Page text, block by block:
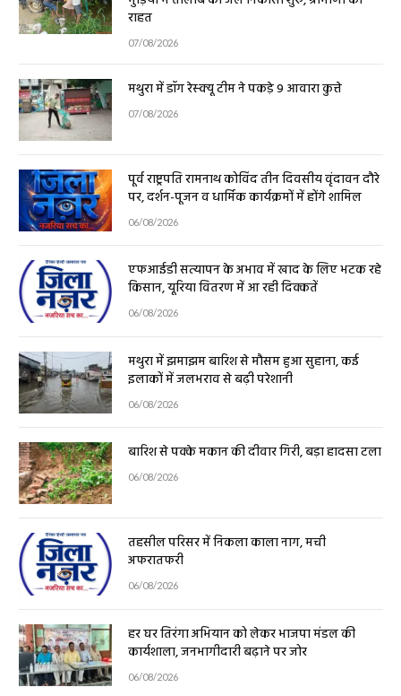
राहत
07/08/2026
मथुरा में डॉग रेस्क्यू टीम ने पकड़े 9 आवारा कुत्ते
07/08/2026
पूर्व राष्ट्रपति रामनाथ कोविंद तीन दिवसीय वृंदावन दौरे
पर, दर्शन-पूजन व धार्मिक कार्यक्रमों में होंगे शामिल
06/08/2026
एफआईडी सत्यापन के अभाव में खाद के लिए भटक रहे
किसान, यूरिया वितरण में आ रही दिक्कतें
06/08/2026
मथुरा में झमाझम बारिश से मौसम हुआ सुहाना, कई
इलाकों में जलभराव से बढ़ी परेशानी
06/08/2026
बारिश से पक्के मकान की दीवार गिरी, बड़ा हादसा टला
06/08/2026
तहसील परिसर में निकला काला नाग, मची
अफरातफरी
06/08/2026
हर घर तिरंगा अभियान को लेकर भाजपा मंडल की
कार्यशाला, जनभागीदारी बढ़ाने पर जोर
06/08/2026